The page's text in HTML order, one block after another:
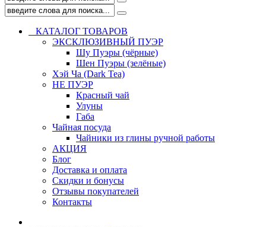
КАТАЛОГ ТОВАРОВ
ЭКСКЛЮЗИВНЫЙ ПУЭР
Шу Пуэры (чёрные)
Шен Пуэры (зелёные)
Хэй Ча (Dark Tea)
НЕ ПУЭР
Красный чай
Улуны
Габа
Чайная посуда
Чайники из глины ручной работы
АКЦИЯ
Блог
Доставка и оплата
Скидки и бонусы
Отзывы покупателей
Контакты